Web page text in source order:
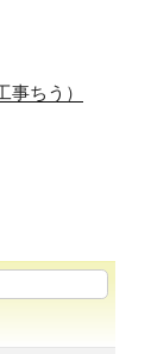
ちう）